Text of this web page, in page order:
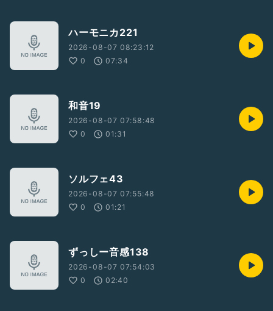
ハーモニカ221
2026-08-07 08:23:12
0
07:34
和音19
2026-08-07 07:58:48
0
01:31
ソルフェ43
2026-08-07 07:55:48
0
01:21
ずっしー音感138
2026-08-07 07:54:03
0
02:40